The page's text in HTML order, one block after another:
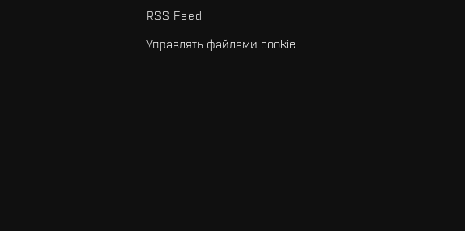
RSS Feed
Управлять файлами cookie